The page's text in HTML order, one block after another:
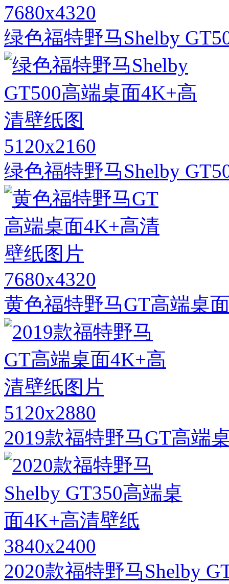
7680x4320
绿色福特野马Shelby
5120x2160
绿色福特野马Shelby
7680x4320
黄色福特野马GT高端桌
5120x2880
2019款福特野马GT高端
3840x2400
2020款福特野马Shelby